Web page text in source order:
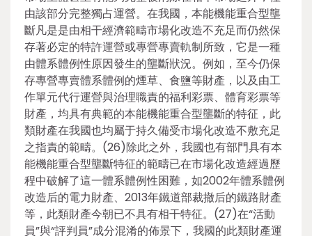
由該部分完整獨占運營。在我國，本能機能重合型壟
斷凡是是由相干經濟範疇市場化改造不充足而仍然保
存著必定的特許運營或專營專賣軌制所致，它是一種
由體系體例性原因發生的壟斷狀況。例如，至今仍保
存專營專賣體系體例的煙草、食鹽等財產，以及由工
作單元代行運營與治理職責的福利彩票、體育彩票等
財產，均具有典範的本能機能重合型壟斷的特征，此
類財產在我國也均屬于持久備受市場化改造不敷充足
之指責的範疇。(26)除此之外，我國也有部門具有本
能機能重合型壟斷特征的範疇已在市場化改造經過歷
程中破解了這一體系體例性困難，如2002年體系體例
改造后的電力財產、2013年鐵道部裁撤后的鐵路財產
等，此類財產今朝已不具有相干特征。(27)在“活動
員”與“評判員”成分混淆的佈景下，我國的此類財產運